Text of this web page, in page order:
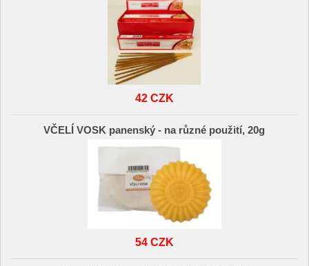
42 CZK
VČELÍ VOSK panenský - na různé použití, 20g
54 CZK